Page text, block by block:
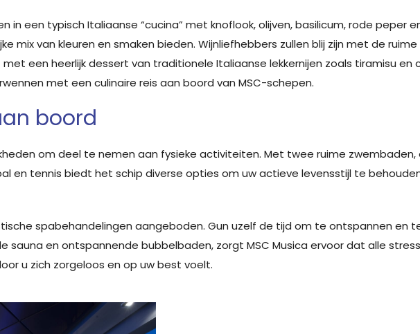
in een typisch Italiaanse “cucina” met knoflook, olijven, basilicum, rode peper
mix van kleuren en smaken bieden. Wijnliefhebbers zullen blij zijn met de ruime
met een heerlijk dessert van traditionele Italiaanse lekkernijen zoals tiramisu en
met een culinaire reis aan boord van MSC-schepen.
boord
om deel te nemen aan fysieke activiteiten. Met twee ruime
en tennis biedt het schip diverse opties om uw actieve levensstijl te
spabehandelingen aangeboden. Gun uzelf de tijd om te ontspannen en
sauna en ontspannende bubbelbaden, zorgt MSC Musica ervoor dat alle
u zich zorgeloos en op uw best voelt.